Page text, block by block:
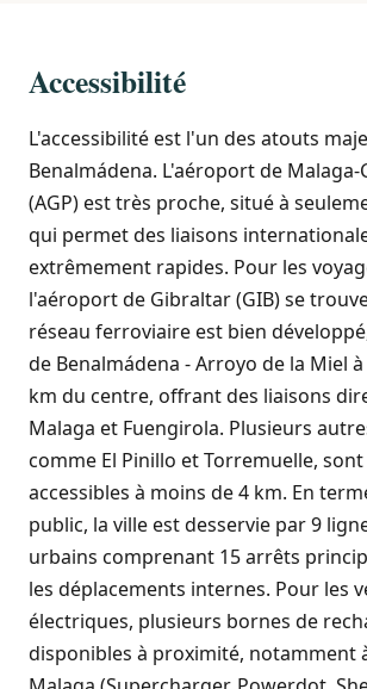
Accessibilité
L'accessibilité est l'un des atouts
Benalmádena. L'aéroport de Malaga-
(AGP) est très proche, situé à
qui permet des liaisons
extrêmement rapides. Pour les
l'aéroport de Gibraltar (GIB) se
réseau ferroviaire est bien
de Benalmádena - Arroyo de la Miel
km du centre, offrant des liaisons
Malaga et Fuengirola. Plusieurs
comme El Pinillo et Torremuelle,
accessibles à moins de 4 km. En
public, la ville est desservie par 9
urbains comprenant 15 arrêts
les déplacements internes. Pour les
électriques, plusieurs bornes de
disponibles à proximité, notamment